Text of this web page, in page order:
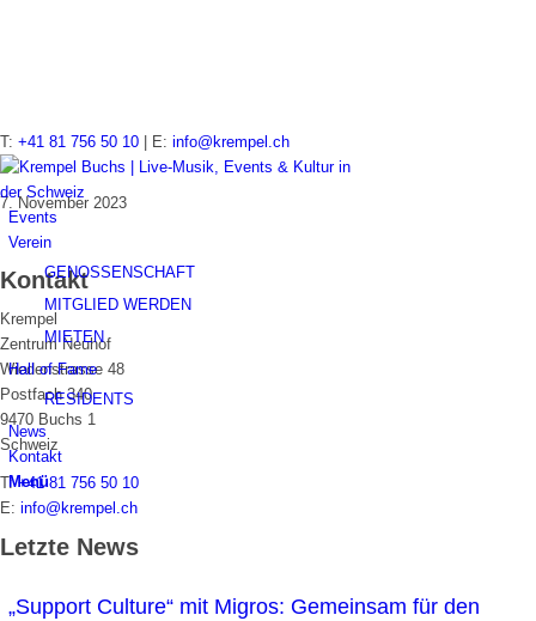
T: +41 81 756 50 10 | E: info@krempel.ch
Events
Verein
GENOSSENSCHAFT
MITGLIED WERDEN
MIETEN
Hall of Fame
RESIDENTS
News
Kontakt
Menü
IMG_2125
7. November 2023
Kontakt
Krempel
Zentrum Neuhof
Wiedenstrasse 48
Postfach 340
9470 Buchs 1
Schweiz
T:+41 81 756 50 10
E: info@krempel.ch
Letzte News
„Support Culture“ mit Migros: Gemeinsam für den